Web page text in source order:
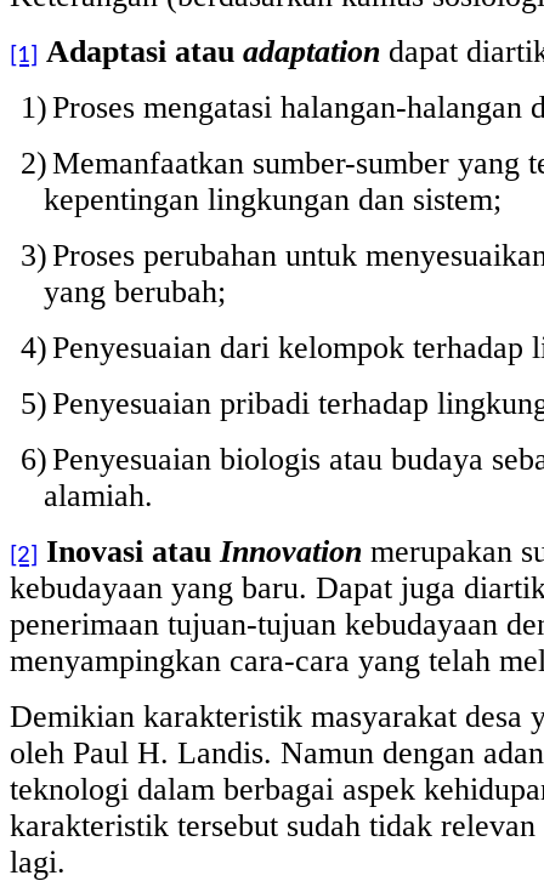
[1] Adaptasi atau adaptation dapat
1)Proses mengatasi halangan-halangan
2)Memanfaatkan sumber-sumber yang
kepentingan lingkungan dan sistem;
3)Proses perubahan untuk
yang berubah;
4)Penyesuaian dari kelompok terhadap
5)Penyesuaian pribadi terhadap
6)Penyesuaian biologis atau budaya
alamiah.
[2] Inovasi atauInnovation merupakan
kebudayaan yang baru. Dapat juga
penerimaan tujuan-tujuan kebudayaan
menyampingkan cara-cara yang telah
Demikian karakteristik masyarakat desa
oleh Paul H. Landis. Namun dengan
teknologi dalam berbagai aspek
karakteristik tersebut sudah tidak
lagi.